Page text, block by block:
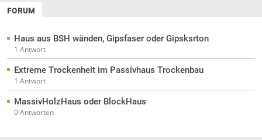
FORUM
Haus aus BSH wänden, Gipsfaser oder Gipsksrton
1 Antwort
Extreme Trockenheit im Passivhaus Trockenbau
1 Antwort
MassivHolzHaus oder BlockHaus
0 Antworten